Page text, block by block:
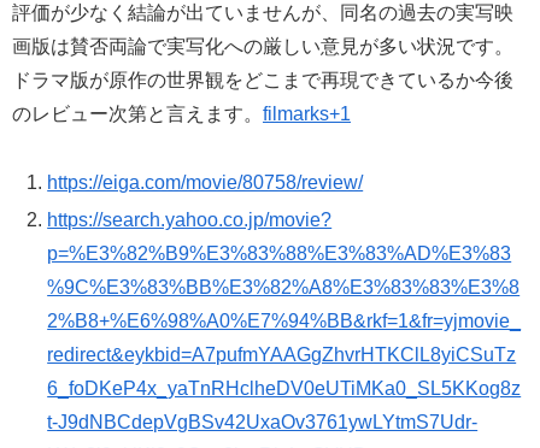
評価が少なく結論が出ていませんが、同名の過去の実写映
画版は賛否両論で実写化への厳しい意見が多い状況です。
ドラマ版が原作の世界観をどこまで再現できているか今後
のレビュー次第と言えます。 filmarks+1
https://eiga.com/movie/80758/review/
https://search.yahoo.co.jp/movie?
p=%E3%82%B9%E3%83%88%E3%83%AD%E3%83
%9C%E3%83%BB%E3%82%A8%E3%83%83%E3%8
2%B8+%E6%98%A0%E7%94%BB&rkf=1&fr=yjmovie_
redirect&eykbid=A7pufmYAAGgZhvrHTKClL8yiCSuTz
6_foDKeP4x_yaTnRHclheDV0eUTiMKa0_SL5KKog8z
t-J9dNBCdepVgBSv42UxaOv3761ywLYtmS7Udr-